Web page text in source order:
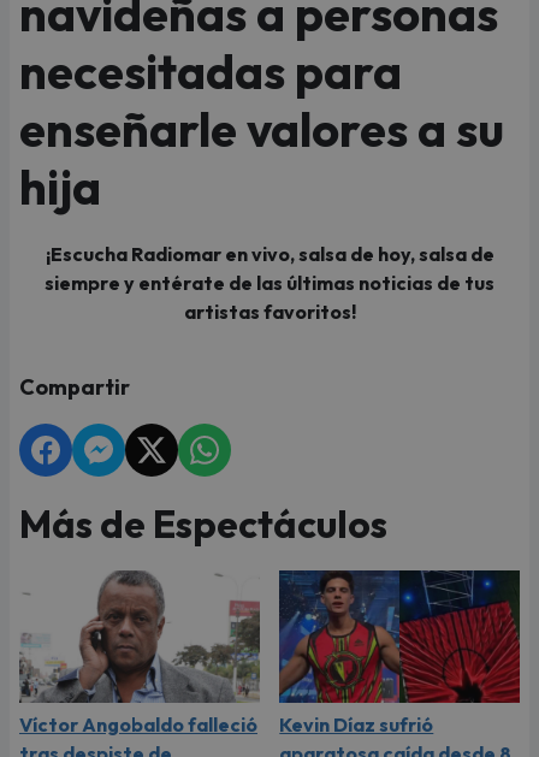
navideñas a personas
necesitadas para
enseñarle valores a su
hija
¡Escucha Radiomar en vivo, salsa de hoy, salsa de
siempre y entérate de las últimas noticias de tus
artistas favoritos!
Compartir
Más de Espectáculos
Víctor Angobaldo falleció
Kevin Díaz sufrió